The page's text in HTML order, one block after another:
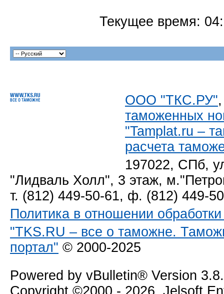
Текущее время:
ООО "ТКС.РУ"
таможенных
"Tamplat.ru –
расчета
197022, СПб,
"Лидваль Холл", 3 этаж,
т. (812) 449-50-61, ф. (812) 449-
Политика в отношении
"TKS.RU – все о таможне.
портал" © 2000-2025
Powered by vBulletin® Version
Copyright ©2000 - 2026, Jelsoft